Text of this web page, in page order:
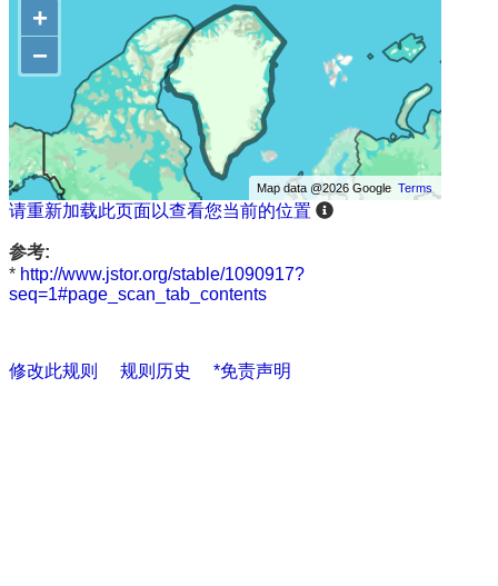
+
−
Map data @2026 GoogleTerms
请重新加载此页面以查看您当前的位置
参考:
* http://www.jstor.org/stable/1090917?
seq=1#page_scan_tab_contents
修改此规则 规则历史 *免责声明